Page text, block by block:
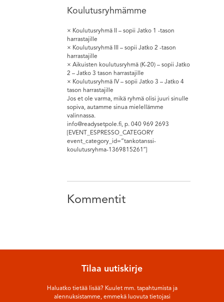
Koulutusryhmämme
× Koulutusryhmä II – sopii Jatko 1 -tason
harrastajille
× Koulutusryhmä III – sopii Jatko 2 -tason
harrastajille
× Aikuisten koulutusryhmä (K-20) – sopii Jatko
2 – Jatko 3 tason harrastajille
× Koulutusryhmä IV – sopii Jatko 3 – Jatko 4
tason harrastajille
Jos et ole varma, mikä ryhmä olisi juuri sinulle
sopiva, autamme sinua mielellämme
valinnassa.
info@readysetpole.fi, p. 040 969 2693
[EVENT_ESPRESSO_CATEGORY
event_category_id=”tankotanssi-
koulutusryhma-1369815261″]
Kommentit
Tilaa uutiskirje
Haluatko tietää lisää? Kuulet mm. tapahtumista ja
alennuksistamme, emmekä luovuta tietojasi